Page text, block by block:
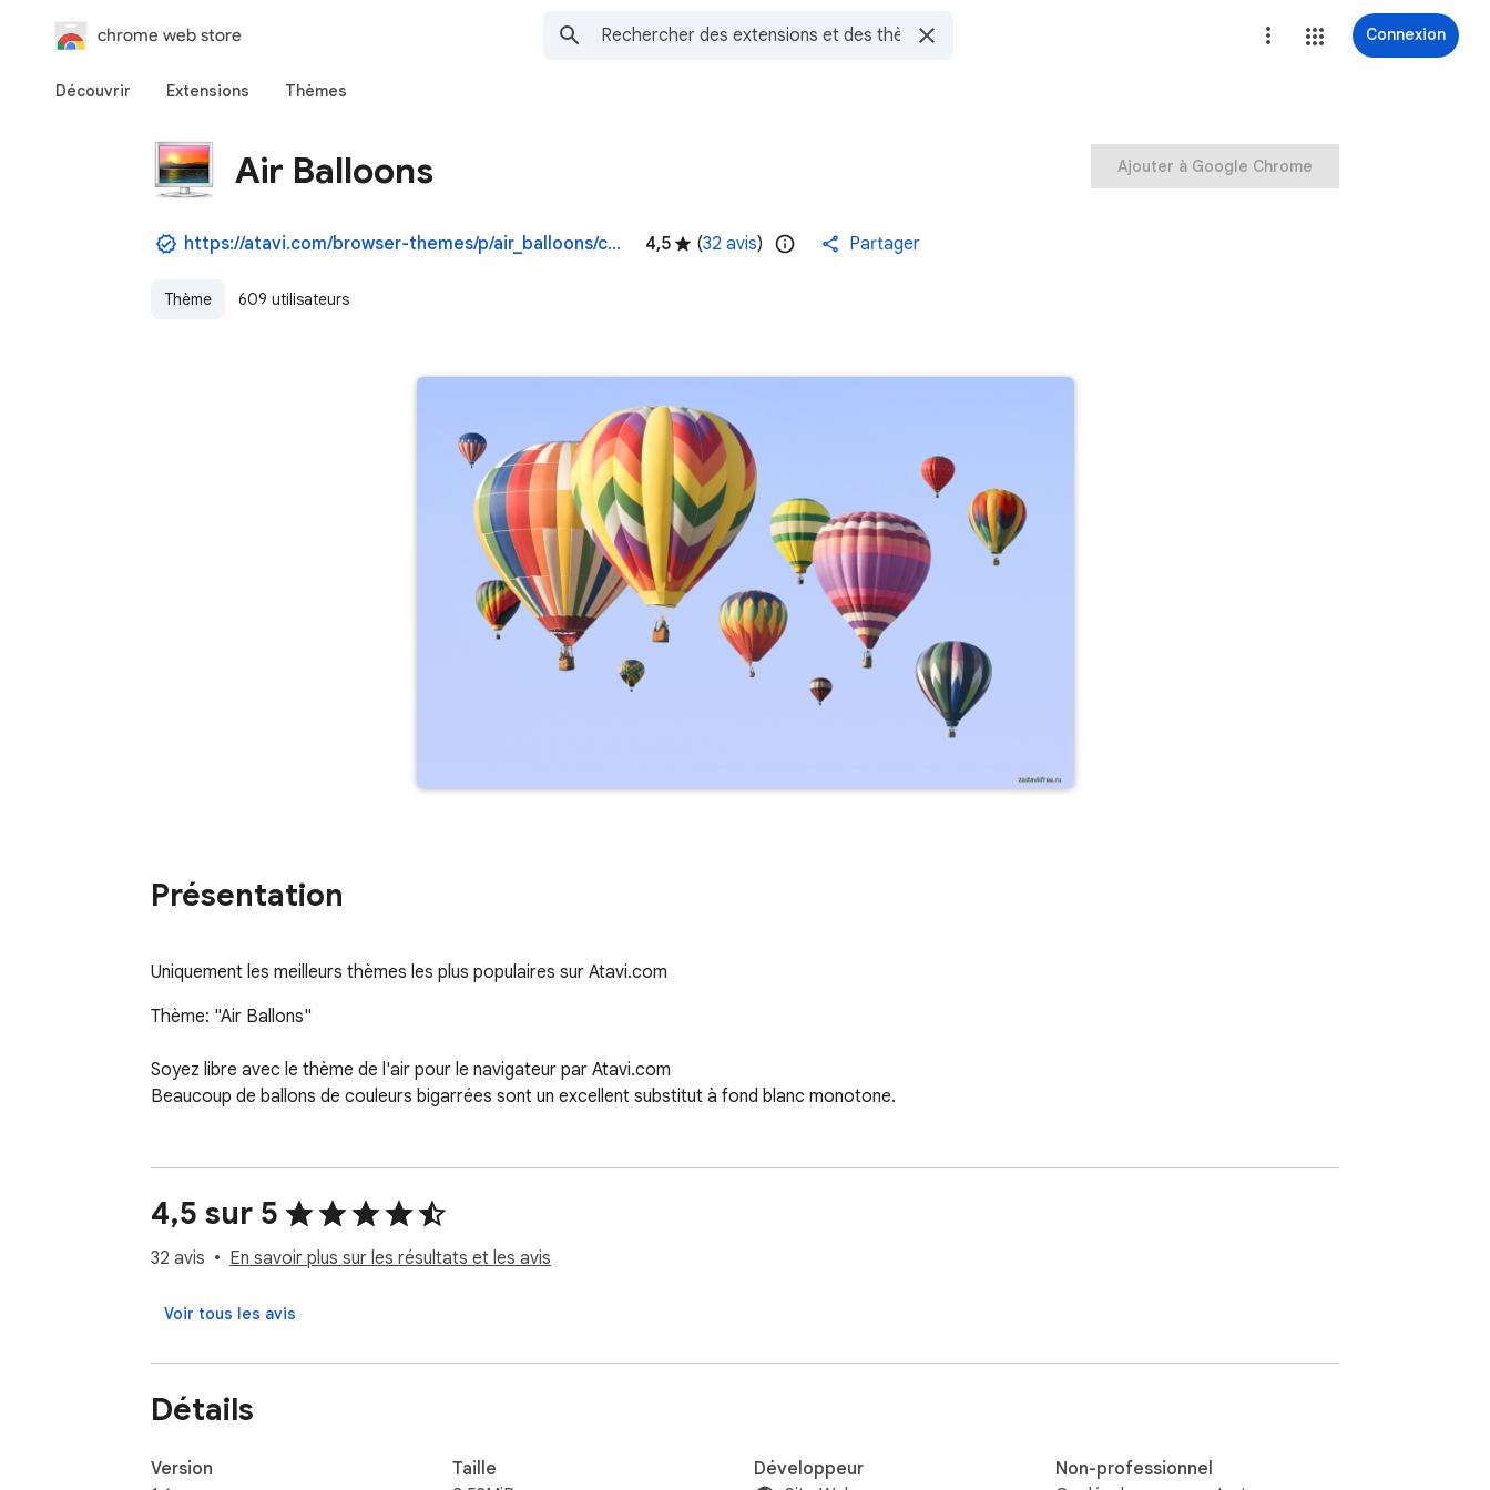
chrome web store Connexion
Découvrir Extensions Thèmes
Air Balloons
https://atavi.com/browser-themes/p/air_balloons/chrome-themes-top/ 4,5 (32 avis) Partager
Thème 609 utilisateurs
Ajouter à Google Chrome
Présentation
Uniquement les meilleurs thèmes les plus populaires sur Atavi.com
Thème: "Air Ballons"
Soyez libre avec le thème de l'air pour le navigateur par Atavi.com
Beaucoup de ballons de couleurs bigarrées sont un excellent substitut à fond blanc monotone.
4,5 sur 5
32 avis En savoir plus sur les résultats et les avis
Voir tous les avis
Détails
Version
Taille
Développeur
Non-professionnel